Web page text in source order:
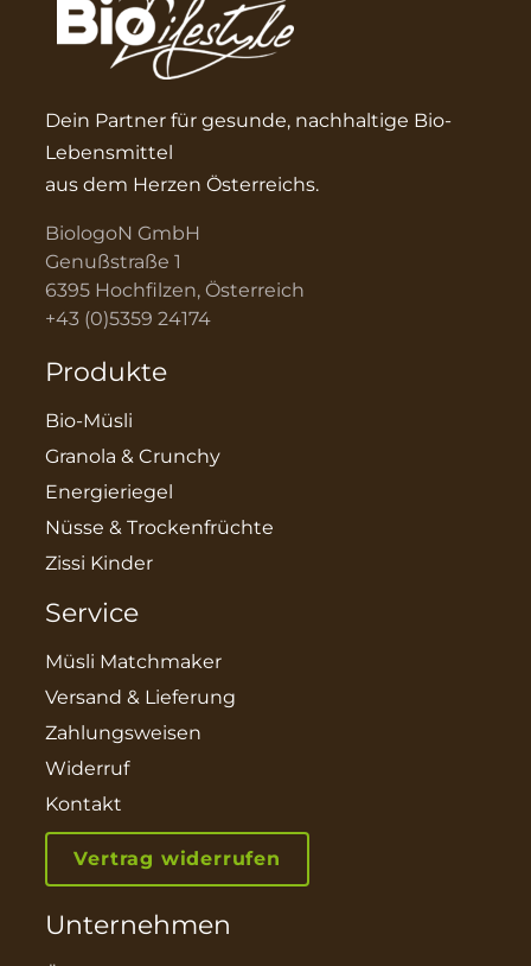
Dein Partner für gesunde, nachhaltige Bio-
Lebensmittel
aus dem Herzen Österreichs.
BiologoN GmbH
Genußstraße 1
6395 Hochfilzen, Österreich
+43 (0)5359 24174
Produkte
Bio-Müsli
Granola & Crunchy
Energieriegel
Nüsse & Trockenfrüchte
Zissi Kinder
Service
Müsli Matchmaker
Versand & Lieferung
Zahlungsweisen
Widerruf
Kontakt
Vertrag widerrufen
Unternehmen